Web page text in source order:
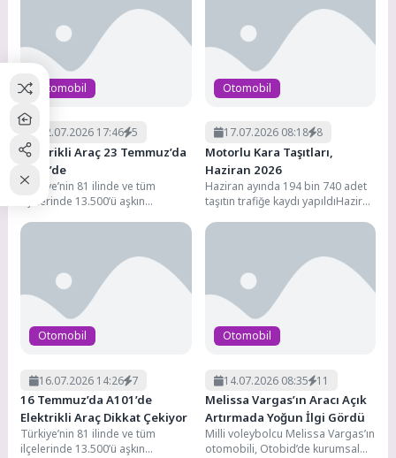
Otomobil
22.07.2026 17:46 5
Elektrikli Araç 23 Temmuz’da
A101’de
Türkiye’nin 81 ilinde ve tüm
ilçelerinde 13.500’ü aşkın
1.200’den fazla tedarikçisiyle
Otomobil
17.07.2026 08:18 8
Motorlu Kara Taşıtları,
Haziran 2026
Haziran ayında 194 bin 740 adet
taşıtın trafiğe kaydı yapıldıHaziran
taşıtların...
Otomobil
16.07.2026 14:26 7
16 Temmuz’da A101’de
Elektrikli Araç Dikkat Çekiyor
Türkiye’nin 81 ilinde ve tüm
ilçelerinde 13.500’ü aşkın
Otomobil
14.07.2026 08:35 11
Melissa Vargas’ın Aracı Açık
Artırmada Yoğun İlgi Gördü
Milli voleybolcu Melissa Vargas’ın
otomobili, Otobid’de kurumsal